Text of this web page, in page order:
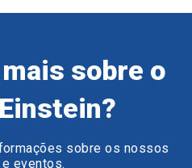
sobre o
sobre os nossos
eventos.